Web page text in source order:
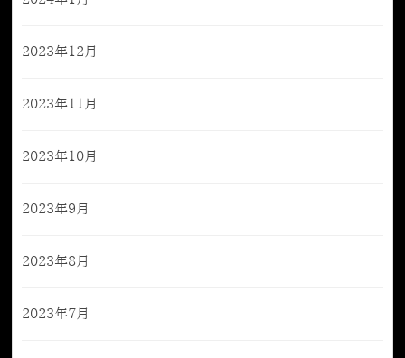
2023年12月
2023年11月
2023年10月
2023年9月
2023年8月
2023年7月